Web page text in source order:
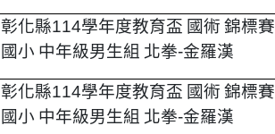
彰化縣114學年度教育盃 國術 錦標賽
國小 中年級男生組 北拳-金羅漢
彰化縣114學年度教育盃 國術 錦標賽
國小 中年級男生組 北拳-金羅漢